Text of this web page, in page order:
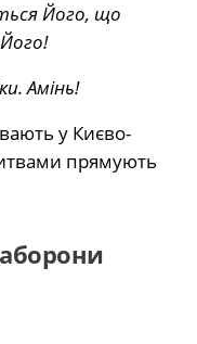
Його, що
Амінь!
у Києво-
прямують